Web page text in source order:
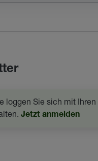
loggen Sie sich mit
Jetzt anmelden